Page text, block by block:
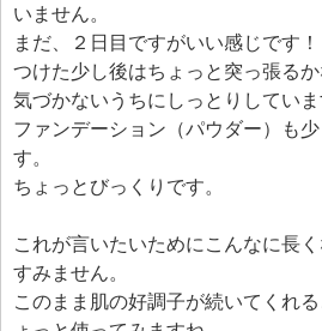
いません。
まだ、２日目ですがいい感じです！
つけた少し後はちょっと突っ張る
気づかないうちにしっとりしていま
ファンデーション（パウダー）も
す。
ちょっとびっくりです。
これが言いたいためにこんなに長く
すみません。
このまま肌の好調子が続いてくれ